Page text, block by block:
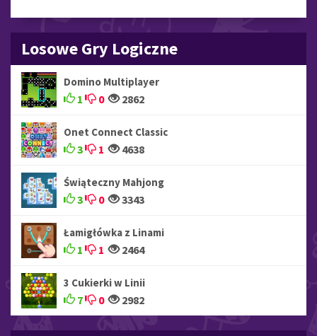
Losowe Gry Logiczne
Domino Multiplayer
1 0 2862
Onet Connect Classic
3 1 4638
Świąteczny Mahjong
3 0 3343
Łamigłówka z Linami
1 1 2464
3 Cukierki w Linii
7 0 2982